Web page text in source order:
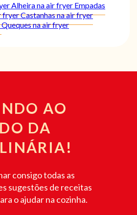
Alheira na air fryer Empadas
fryerCastanhas na air fryer
Queques na air fryer
AO
DA
consigo todas as
sugestões de receitas
o ajudar na cozinha.